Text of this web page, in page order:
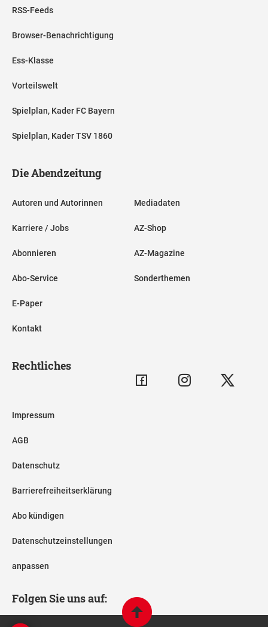
RSS-Feeds
Browser-Benachrichtigung
Ess-Klasse
Vorteilswelt
Spielplan, Kader FC Bayern
Spielplan, Kader TSV 1860
Die Abendzeitung
Autoren und Autorinnen
Karriere / Jobs
Abonnieren
Abo-Service
E-Paper
Kontakt
Mediadaten
AZ-Shop
AZ-Magazine
Sonderthemen
Rechtliches
Impressum
AGB
Datenschutz
Barrierefreiheitserklärung
Abo kündigen
Datenschutzeinstellungen
anpassen
Folgen Sie uns auf: